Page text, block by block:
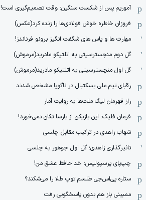
آموریم پس از شکست سنگین: وقت تصمیم‌گیری است!
فروزان خاطره خوش فولادی‌ها را زنده کرد(عکس)
مهارت ها و پاس های شگفت انگیز برونو فرناندز!
گل دوم منچسترسیتی به اتلتیکو مادرید(مرموش)
گل اول منچسترسیتی به اتلتیکو مادرید(مرموش)
رقبای تیم ملی بسکتبال در ناگویا مشخص‌ شدند
راز قهرمان لیگ ملت‌ها به روایت آمار
فرمان فلیک: این بازیکن از بارسا تکان نمی‌خورد!
شهاب زاهدی در ترکیب مقابل چلسی
تاثیرگذاری زاهدی؛ گل اول جوهور به چلسی
چپ‌پای پرسپولیس: خداحافظ عشق من!
ستاره پی‌اس‌جی طلسم توپ طلا را می‌شکند؟
ممبینی باز هم بدون پاسخگویی رفت